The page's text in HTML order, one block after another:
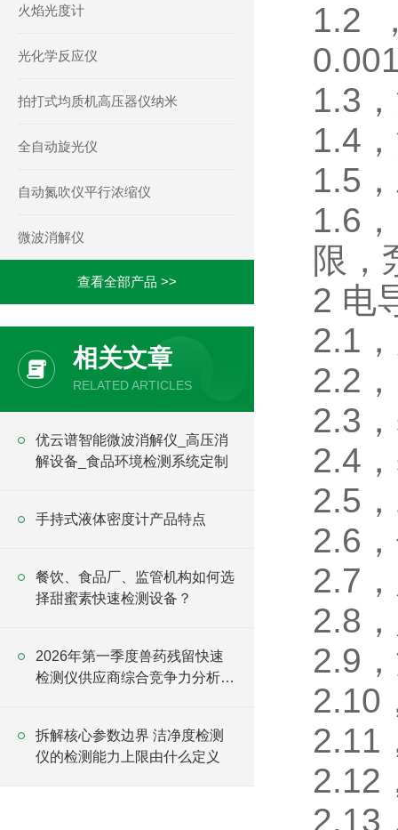
1.2
1.3
1.4
1.5
1.6
限，
2 电
2.1
2.2
2.3
2.4
2.5
2.6
2.7
2.8
2.9
2.10
2.11
2.12
2.13
火焰光度计
光化学反应仪
拍打式均质机高压器仪纳米
全自动旋光仪
自动氮吹仪平行浓缩仪
微波消解仪
查看全部产品 >>
相关文章
RELATED ARTICLES
优云谱智能微波消解仪_高压消
解设备_食品环境检测系统定制
手持式液体密度计产品特点
餐饮、食品厂、监管机构如何选
择甜蜜素快速检测设备？
2026年第一季度兽药残留快速
检测仪供应商综合竞争力分析报
拆解核心参数边界 洁净度检测
仪的检测能力上限由什么定义